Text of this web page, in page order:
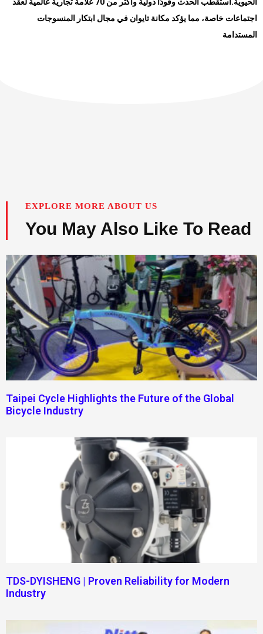
اجتماعات خاصة، مما يؤكد مكانة تايوان في مجال ابتكار المنسوجات
المستدامة
EXPLORE MORE ABOUT US
You May Also Like To Read
Taipei Cycle Highlights the Future of the Global
Bicycle Industry
TDS-DYISHENG | Proven Reliability for Modern
Industry